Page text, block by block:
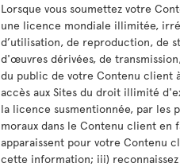
Lorsque vous soumettez votre
une licence mondiale illimitée,
d’utilisation, de reproduction, de
d'œuvres dérivées, de
du public de votre Contenu client
accès aux Sites du droit illimité
la licence susmentionnée, par les
moraux dans le Contenu client en
apparaissent pour votre Contenu
cette information; iii)